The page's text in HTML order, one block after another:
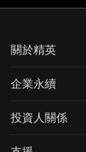
關於精英
企業永續
投資人關係